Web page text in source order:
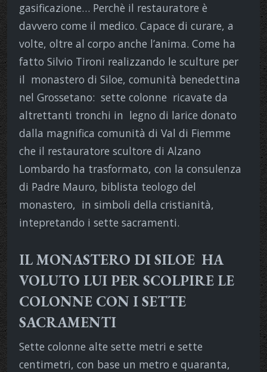
gasificazione… Perchè il restauratore è
davvero come il medico. Capace di curare, a
volte, oltre al corpo anche l’anima. Come ha
fatto Silvio Tironi realizzando le sculture per
il monastero di Siloe, comunità benedettina
nel Grossetano: sette colonne ricavate da
altrettanti tronchi in legno di larice donato
dalla magnifica comunità di Val di Fiemme
che il restauratore scultore di Alzano
Lombardo ha trasformato, con la consulenza
di Padre Mauro, biblista teologo del
monastero, in simboli della cristianità,
intepretando i sette sacramenti.
IL MONASTERO DI SILOE HA
VOLUTO LUI PER SCOLPIRE LE
COLONNE CON I SETTE
SACRAMENTI
Sette colonne alte sette metri e sette
centimetri, con base un metro e quaranta,